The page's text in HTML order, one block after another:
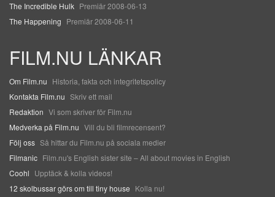
The Incredible Hulk Premiär 2008-06-13
The Happening Premiär 2008-06-11
FILM.NU LÄNKAR
Om Film.nu Historia, fakta och integritetspolicy
Kontakta Film.nu Skriv ett mail
Redaktion Vi som skriver för Film.nu
Medverka på Film.nu Vill du bli filmrecensent?
Följ oss Så hittar du Film.nu på sociala medier
Filmanic Film.nu's English sister site – All about movies in English
Coohl Upptäck & kolla videos!
12 skolbussar görs om till tiny house Kolla nu!